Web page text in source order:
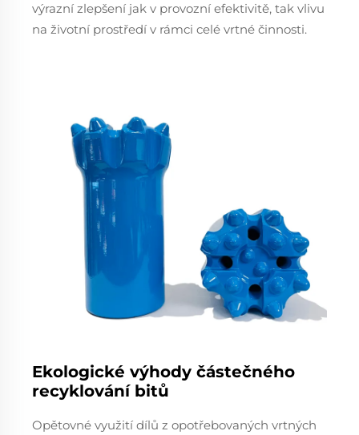
výrazní zlepšení jak v provozní efektivitě, tak vlivu
na životní prostředí v rámci celé vrtné činnosti.
Ekologické výhody částečného
recyklování bitů
Opětovné využití dílů z opotřebovaných vrtných